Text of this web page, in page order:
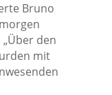
Bruno
den
mit